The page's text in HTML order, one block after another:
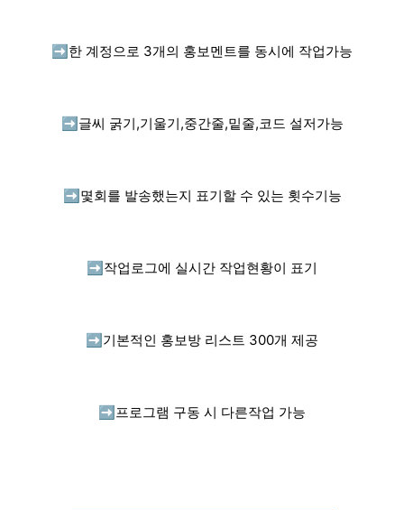
➡️ 한 계정으로 3개의 홍보멘트를 동시에 작업가능
➡️ 글씨 굵기,기울기,중간줄,밑줄,코드 설저가능
➡️ 몇회를 발송했는지 표기할 수 있는 횟수기능
➡️ 작업로그에 실시간 작업현황이 표기
➡️ 기본적인 홍보방 리스트 300개 제공
➡️ 프로그램 구동 시 다른작업 가능